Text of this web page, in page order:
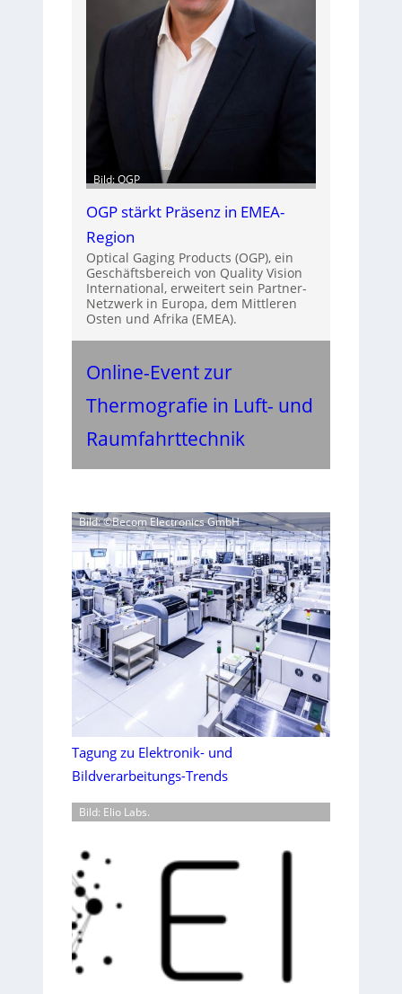
Bild: OGP
OGP stärkt Präsenz in EMEA-
Region
Optical Gaging Products (OGP), ein
Geschäftsbereich von Quality Vision
International, erweitert sein Partner-
Netzwerk in Europa, dem Mittleren
Osten und Afrika (EMEA).
Online-Event zur
Thermografie in Luft- und
Raumfahrttechnik
Bild: ©Becom Electronics GmbH
Tagung zu Elektronik- und
Bildverarbeitungs-Trends
Bild: Elio Labs.